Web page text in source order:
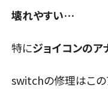
壊れやすい…
特にジョイコンのア
switchの修理はこの